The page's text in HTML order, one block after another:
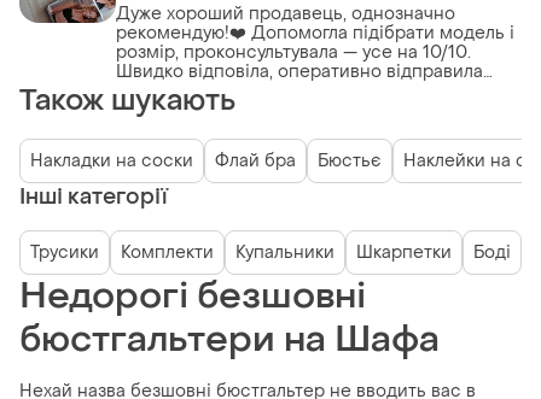
Дуже хороший продавець, однозначно
рекомендую!❤️ Допомогла підібрати модель і
розмір, проконсультувала — усе на 10/10.
Швидко відповіла, оперативно відправила
замовлення, товар був якісно запакований.
Покупкою залишилася дуже задоволена.😍
Бажаю вам якомога більше вдалих продажів і
вдячних покупців!🌸🌸🌸
Також шукають
Накладки на соски Флай бра Бюстьє Наклейки на
Інші категорії
Трусики Комплекти Купальники Шкарпетки Боді
Недорогі безшовні
бюстгальтери на Шафа
Нехай назва безшовні бюстгальтер не вводить вас в